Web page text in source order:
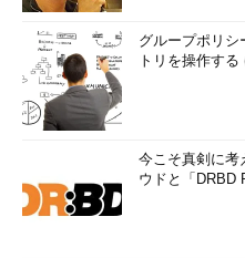
グループポリシ
トリを操作する
今こそ真剣に考
ウドと「DRBD